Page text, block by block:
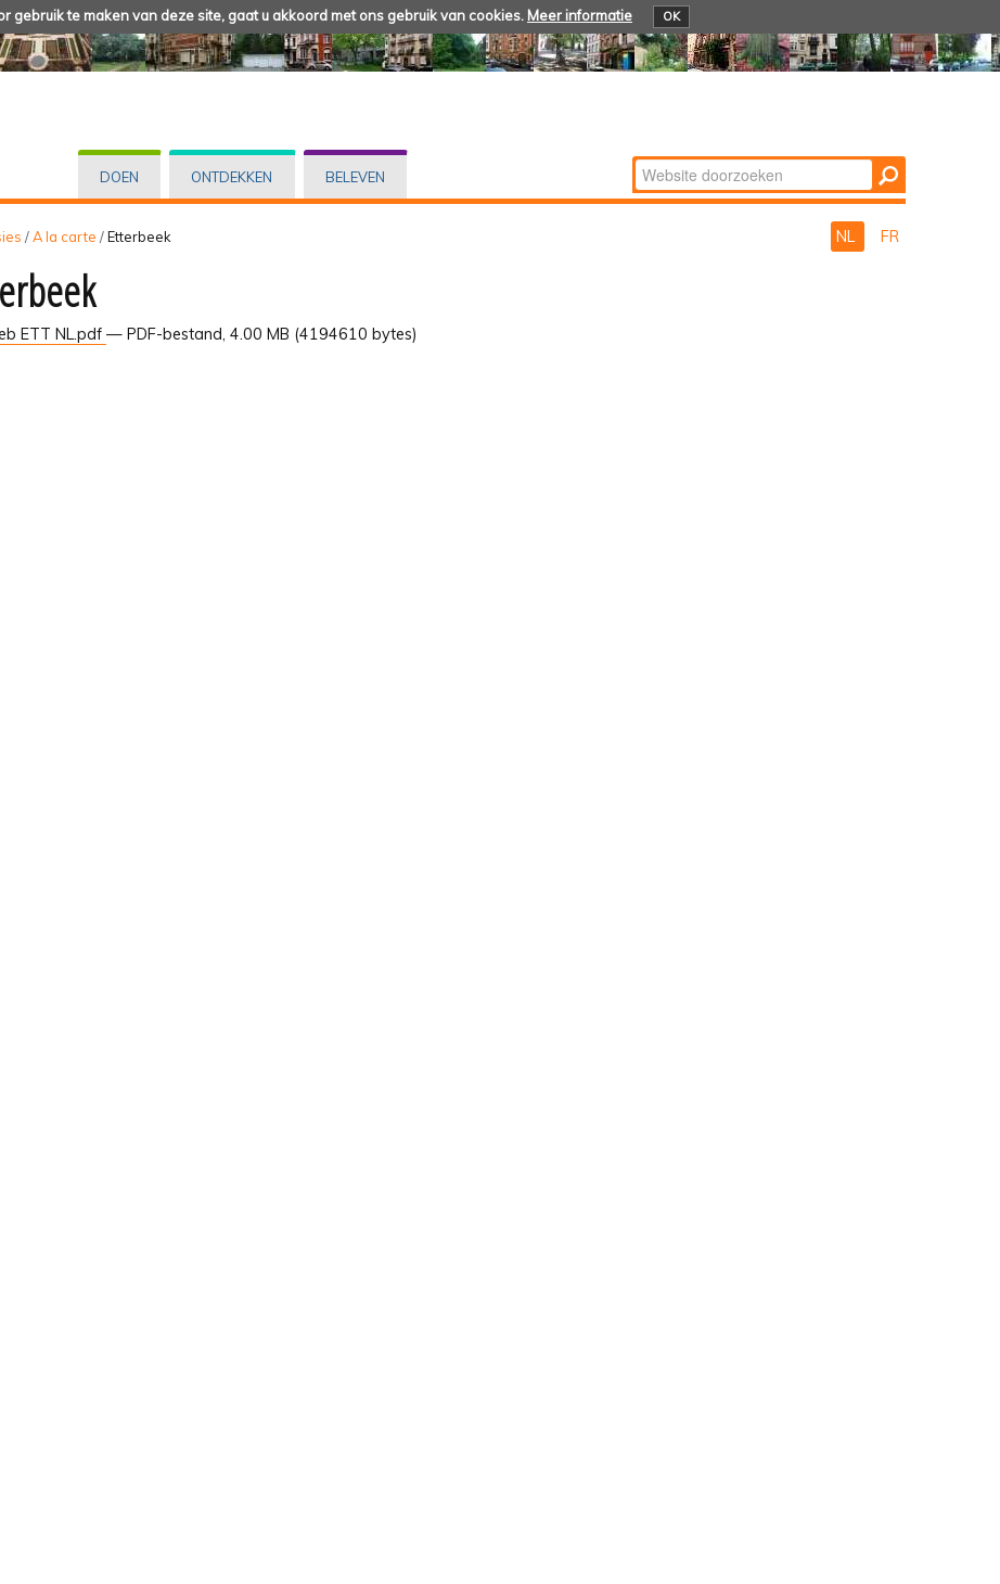
te maken van deze site, gaat u akkoord met ons gebruik van cookies. Meer informatie OK
DOEN ONTDEKKEN BELEVEN Zoek
Geavanceerd
/A la carte /Etterbeek NL FR
ETT NL.pdf — PDF-bestand, 4.00 MB (4194610 bytes)